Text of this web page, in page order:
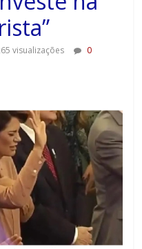
visualizações
0